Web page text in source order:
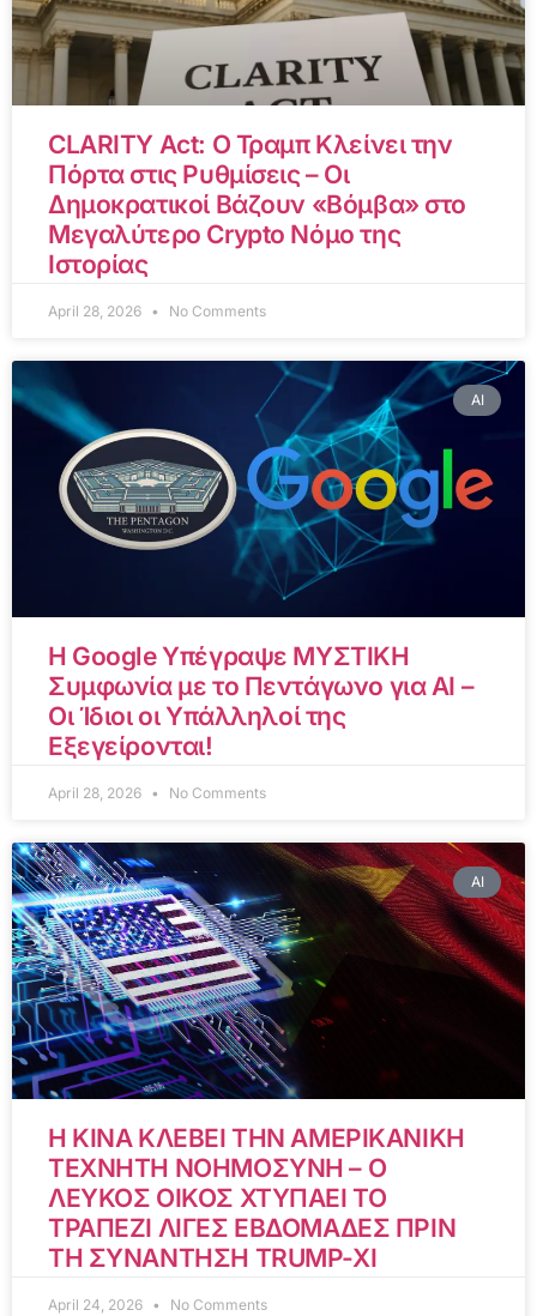
CLARITY Act: Ο Τραμπ Κλείνει την
Πόρτα στις Ρυθμίσεις – Οι
Δημοκρατικοί Βάζουν «Βόμβα» στο
Μεγαλύτερο Crypto Νόμο της
Ιστορίας
April 28, 2026 No Comments
AI
Η Google Υπέγραψε ΜΥΣΤΙΚΗ
Συμφωνία με το Πεντάγωνο για AI –
Οι Ίδιοι οι Υπάλληλοί της
Εξεγείρονται!
April 28, 2026 No Comments
AI
Η ΚΙΝΑ ΚΛΕΒΕΙ ΤΗΝ ΑΜΕΡΙΚΑΝΙΚΗ
ΤΕΧΝΗΤΗ ΝΟΗΜΟΣΥΝΗ – Ο
ΛΕΥΚΟΣ ΟΙΚΟΣ ΧΤΥΠΑΕΙ ΤΟ
ΤΡΑΠΕΖΙ ΛΙΓΕΣ ΕΒΔΟΜΑΔΕΣ ΠΡΙΝ
ΤΗ ΣΥΝΑΝΤΗΣΗ TRUMP-XI
April 24, 2026 No Comments